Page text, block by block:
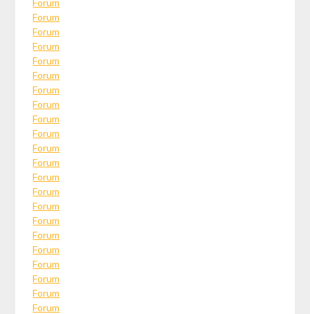
Forum
Forum
Forum
Forum
Forum
Forum
Forum
Forum
Forum
Forum
Forum
Forum
Forum
Forum
Forum
Forum
Forum
Forum
Forum
Forum
Forum